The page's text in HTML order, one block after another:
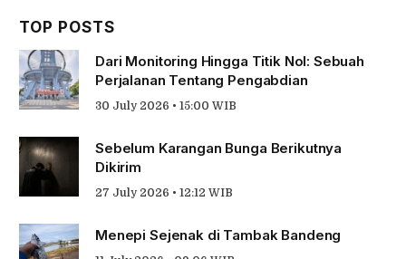
TOP POSTS
Dari Monitoring Hingga Titik Nol: Sebuah
Perjalanan Tentang Pengabdian
30 July 2026 • 15:00 WIB
Sebelum Karangan Bunga Berikutnya
Dikirim
27 July 2026 • 12:12 WIB
Menepi Sejenak di Tambak Bandeng